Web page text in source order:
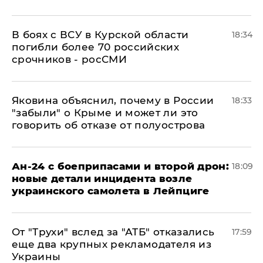
В боях с ВСУ в Курской области
погибли более 70 российских
срочников - росСМИ
18:34
Яковина объяснил, почему в России
"забыли" о Крыме и может ли это
говорить об отказе от полуострова
18:33
Ан-24 с боеприпасами и второй дрон:
новые детали инцидента возле
украинского самолета в Лейпциге
18:09
От "Трухи" вслед за "АТБ" отказались
еще два крупных рекламодателя из
Украины
17:59